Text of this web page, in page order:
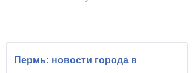
Пермь: новости города в